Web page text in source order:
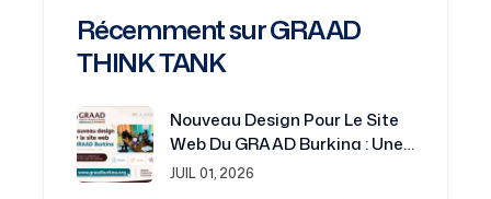
Récemment sur GRAAD
THINK TANK
Nouveau Design Pour Le Site
Web Du GRAAD Burkina : Une
Plateforme Renouvelée Au
JUIL 01, 2026